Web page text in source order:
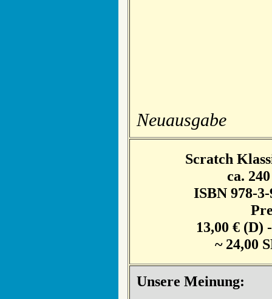
Neuausgabe
Scratch
ca.
ISBN 978-
13,00 € (D)
~ 24,00
Unsere Meinung: